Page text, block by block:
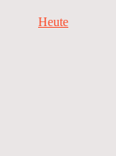
Heute